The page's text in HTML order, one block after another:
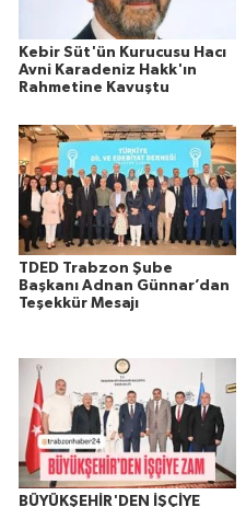
Kebir Süt'ün Kurucusu Hacı
Avni Karadeniz Hakk'ın
Rahmetine Kavuştu
TDED Trabzon Şube
Başkanı Adnan Günnar’dan
Teşekkür Mesajı
BÜYÜKŞEHİR'DEN İŞÇİYE